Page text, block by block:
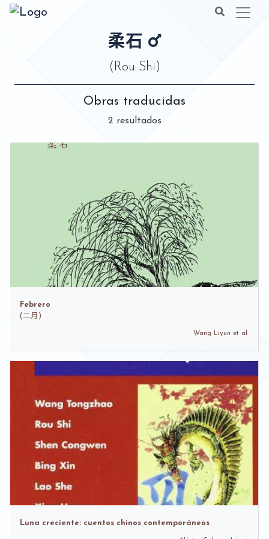
柔石
(Rou Shi)
Obras traducidas
2 resultados
Febrero
(二月)
Wang Liyun et al.
Luna creciente: cuentos chinos contemporáneos